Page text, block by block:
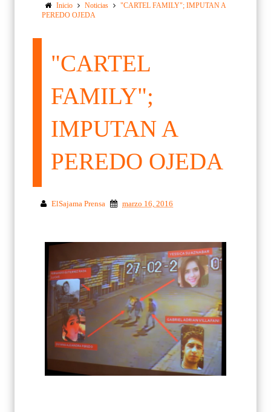
Inicio Noticias
"CARTEL FAMILY"; IMPUTAN A
PEREDO OJEDA
"CARTEL
FAMILY";
IMPUTAN A
PEREDO OJEDA
ElSajama Prensa marzo 16, 2016